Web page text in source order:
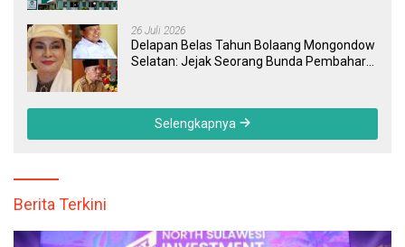
26 Juli 2026
Delapan Belas Tahun Bolaang Mongondow
Selatan: Jejak Seorang Bunda Pembaharu
Selengkapnya
Berita Terkini